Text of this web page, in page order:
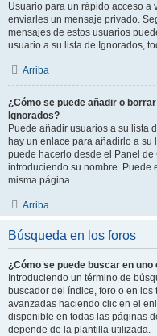
Usuario para un rápido acceso a
enviarles un mensaje privado.
mensajes de estos usuarios
usuario a su lista de Ignorados,
Arriba
¿Cómo se puede añadir o
Ignorados?
Puede añadir usuarios a su lista
hay un enlace para añadirlo a su
puede hacerlo desde el Panel
introduciendo su nombre. Puede
misma página.
Arriba
Búsqueda en los foros
¿Cómo se puede buscar en
Introduciendo un término de
buscador del índice, foro o en
avanzadas haciendo clic en el
disponible en todas las páginas
depende de la plantilla utilizada.